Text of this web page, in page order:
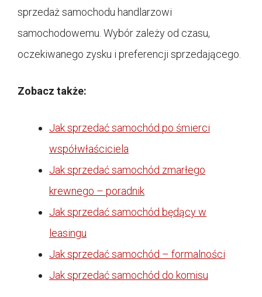
sprzedaż samochodu handlarzowi
samochodowemu. Wybór zależy od czasu,
oczekiwanego zysku i preferencji sprzedającego.
Zobacz także:
Jak sprzedać samochód po śmierci
współwłaściciela
Jak sprzedać samochód zmarłego
krewnego – poradnik
Jak sprzedać samochód będący w
leasingu
Jak sprzedać samochód – formalności
Jak sprzedać samochód do komisu